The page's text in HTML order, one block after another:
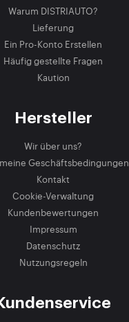
Warum DISTRIAUTO?
Lieferung
Ein Pro-Konto Erstellen
Häufig gestellte Fragen
Kaution
Hersteller
Wir über uns?
Geschäftsbedingungen
Kontakt
Cookie-Verwaltung
Kundenbewertungen
Impressum
Datenschutz
Nutzungsregeln